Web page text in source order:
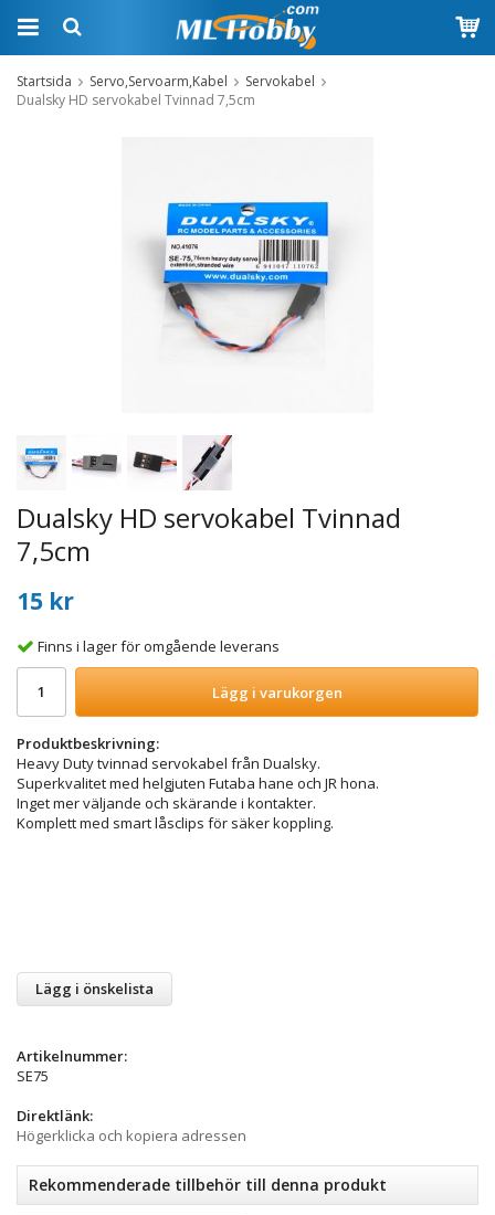
Startsida Servo,Servoarm,Kabel
Servokabel
Dualsky HD servokabel Tvinnad 7,5cm
Dualsky HD servokabel Tvinnad
7,5cm
15 kr
Finns i lager för omgående leverans
Lägg i varukorgen
Produktbeskrivning:
Heavy Duty tvinnad servokabel från Dualsky.
Superkvalitet med helgjuten Futaba hane och JR hona.
Inget mer väljande och skärande i kontakter.
Komplett med smart låsclips för säker koppling.
Lägg i önskelista
Artikelnummer:
SE75
Direktlänk:
Högerklicka och kopiera adressen
Rekommenderade tillbehör till denna produkt